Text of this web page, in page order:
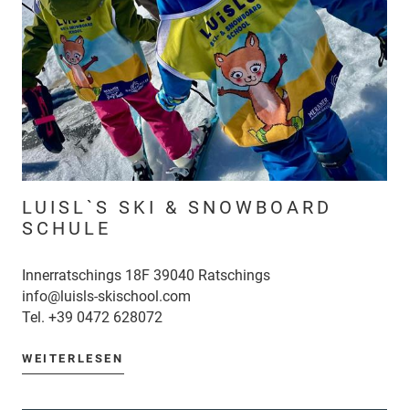
LUISL`S SKI & SNOWBOARD
SCHULE
Innerratschings 18F 39040 Ratschings
info@luisls-skischool.com
Tel. +39 0472 628072
WEITERLESEN